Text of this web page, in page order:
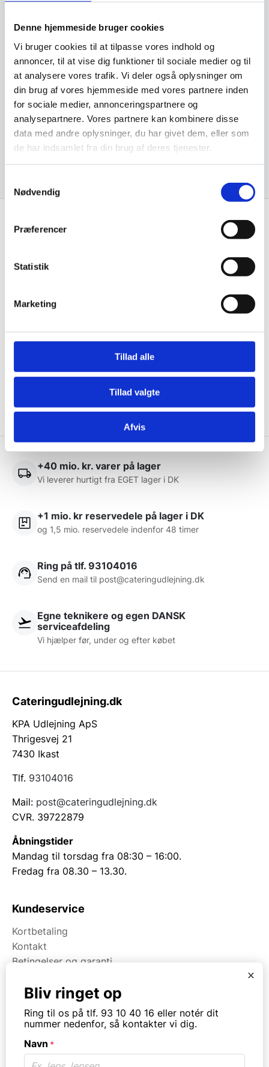
Denne hjemmeside bruger cookies
Vi bruger cookies til at tilpasse vores indhold og
annoncer, til at vise dig funktioner til sociale medier og til
at analysere vores trafik. Vi deler også oplysninger om
din brug af vores hjemmeside med vores partnere inden
for sociale medier, annonceringspartnere og
analysepartnere. Vores partnere kan kombinere disse
data med andre oplysninger, du har givet dem, eller som
de har indsamlet fra din brug af deres tjenester.
Nødvendig
Præferencer
Statistik
Marketing
Tillad alle
Tillad valgte
Afvis
Telefonnummer *
Emailadresse *
Få de bedste tilbud først!
Husk at tilmelde dig vores nyhedsbrev og vær først
ikke, men sender kun relevante tilbud og
+40 mio. kr. varer på lager
Vi leverer hurtigt fra EGET lager i DK
+1 mio. kr reservedele på lager i DK
og 1,5 mio. reservedele indenfor 48 timer
Ring på tlf. 93104016
Send en mail til post@cateringudlejning.dk
Egne teknikere og egen DANSK
serviceafdeling
Vi hjælper før, under og efter købet
Cateringudlejning.dk
KPA Udlejning ApS
Thrigesvej 21
7430 Ikast
Tlf. 93104016
Mail: post@cateringudlejning.dk
CVR. 39722879
Åbningstider
Mandag til torsdag fra 08:30 – 16:00.
Fredag fra 08.30 – 13.30.
Kundeservice
Kortbetaling
Kontakt
Betingelser og garanti
Om Kpa Udlejning
Om Kpa Group
Fødevaredokumentation
x
Bliv ringet op
Ring til os på tlf. 93 10 40 16 eller notér dit
nummer nedenfor, så kontakter vi dig.
Navn *